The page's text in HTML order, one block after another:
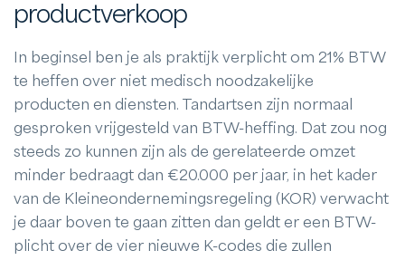
productverkoop
In beginsel ben je als praktijk verplicht om 21% BTW
te heffen over niet medisch noodzakelijke
producten en diensten. Tandartsen zijn normaal
gesproken vrijgesteld van BTW-heffing. Dat zou nog
steeds zo kunnen zijn als de gerelateerde omzet
minder bedraagt dan €20.000 per jaar, in het kader
van de Kleineondernemingsregeling (KOR) verwacht
je daar boven te gaan zitten dan geldt er een BTW-
plicht over de vier nieuwe K-codes die zullen